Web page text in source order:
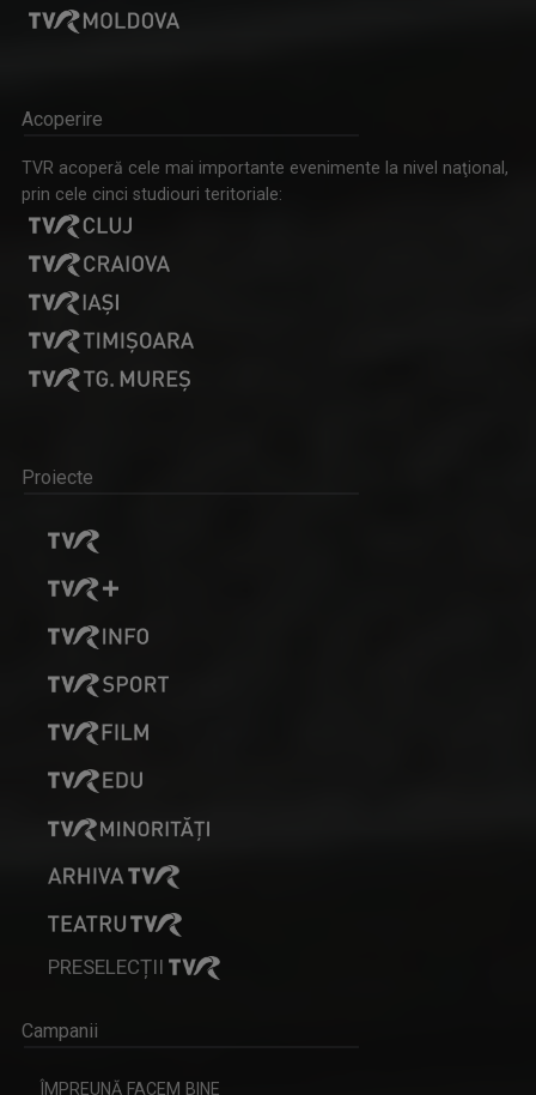
Acoperire
TVR acoperă cele mai importante evenimente la nivel naţional,
prin cele cinci studiouri teritoriale:
Proiecte
PRESELECȚII
Campanii
ÎMPREUNĂ FACEM BINE